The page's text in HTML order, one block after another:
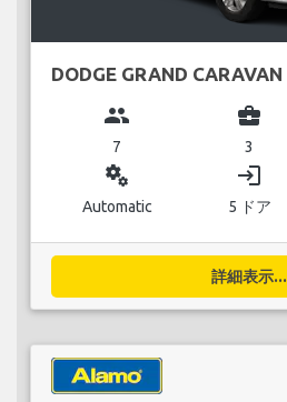
DODGE GRAND CARAVAN
group
7
business_center
3
miscellaneous_services
Automatic
login
5 ドア
詳細表示...